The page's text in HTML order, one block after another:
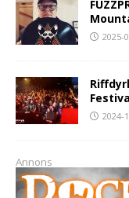
2025-
2024-
Annons